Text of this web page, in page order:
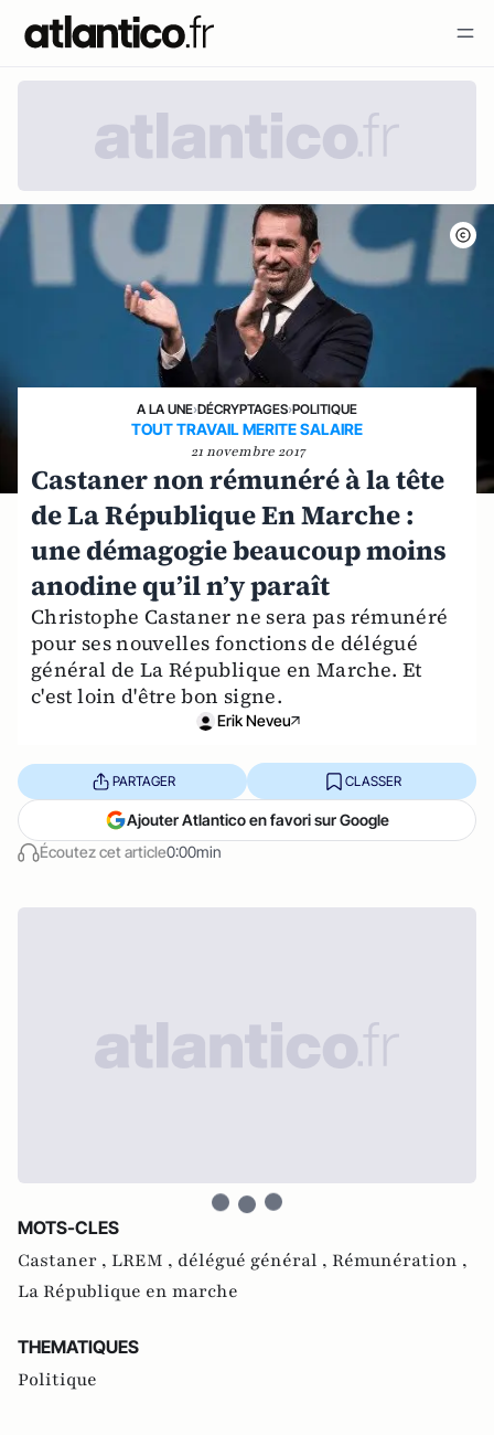
A LA UNE›DÉCRYPTAGES›POLITIQUE
TOUT TRAVAIL MERITE SALAIRE
21 novembre 2017
Castaner non rémunéré à la tête
de La République En Marche :
une démagogie beaucoup moins
anodine qu’il n’y paraît
Christophe Castaner ne sera pas rémunéré
pour ses nouvelles fonctions de délégué
général de La République en Marche. Et
c'est loin d'être bon signe.
Erik Neveu
Écoutez cet article0:00min
PARTAGER CLASSER
Ajouter Atlantico en favori sur Google
MOTS-CLES
Castaner , LREM , délégué général , Rémunération ,
La République en marche
THEMATIQUES
Politique